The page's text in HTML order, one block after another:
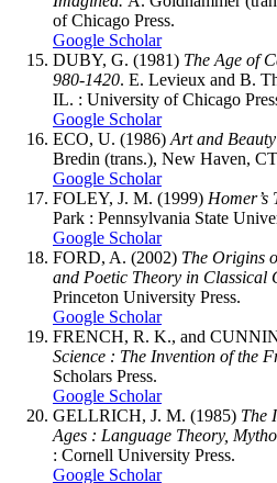
of Chicago Press.
Google Scholar
DUBY, G. (1981) The Age of
980-1420. E. Levieux and B.
IL. : University of Chicago
Google Scholar
ECO, U. (1986)Art and
Bredin (trans.), New Haven,
Google Scholar
FOLEY, J. M. (1999) Homer’s
Park : Pennsylvania State
Google Scholar
FORD, A. (2002) The Origins
and Poetic Theory in Classical
Princeton University Press.
Google Scholar
FRENCH, R. K., and
Science : The Invention of the
Scholars Press.
Google Scholar
GELLRICH, J. M. (1985) The
Ages : Language Theory,
: Cornell University Press.
Google Scholar